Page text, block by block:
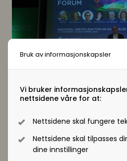
Bruk av informasjonskapsler
Vi bruker
nettsidene våre for at:
Nettsidene skal fungere
Nettsidene skal tilpasses
dine innstillinger
Digitale løsninger innen HR
Digitale løsninger i
Digitale løsninger innen HR